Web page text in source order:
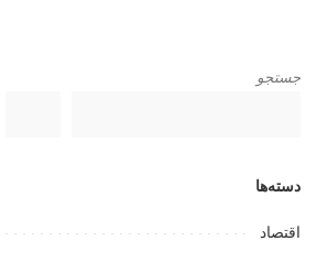
جستجو
دسته‌ها
اقتصاد